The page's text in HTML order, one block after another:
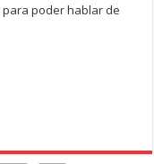
poder hablar de